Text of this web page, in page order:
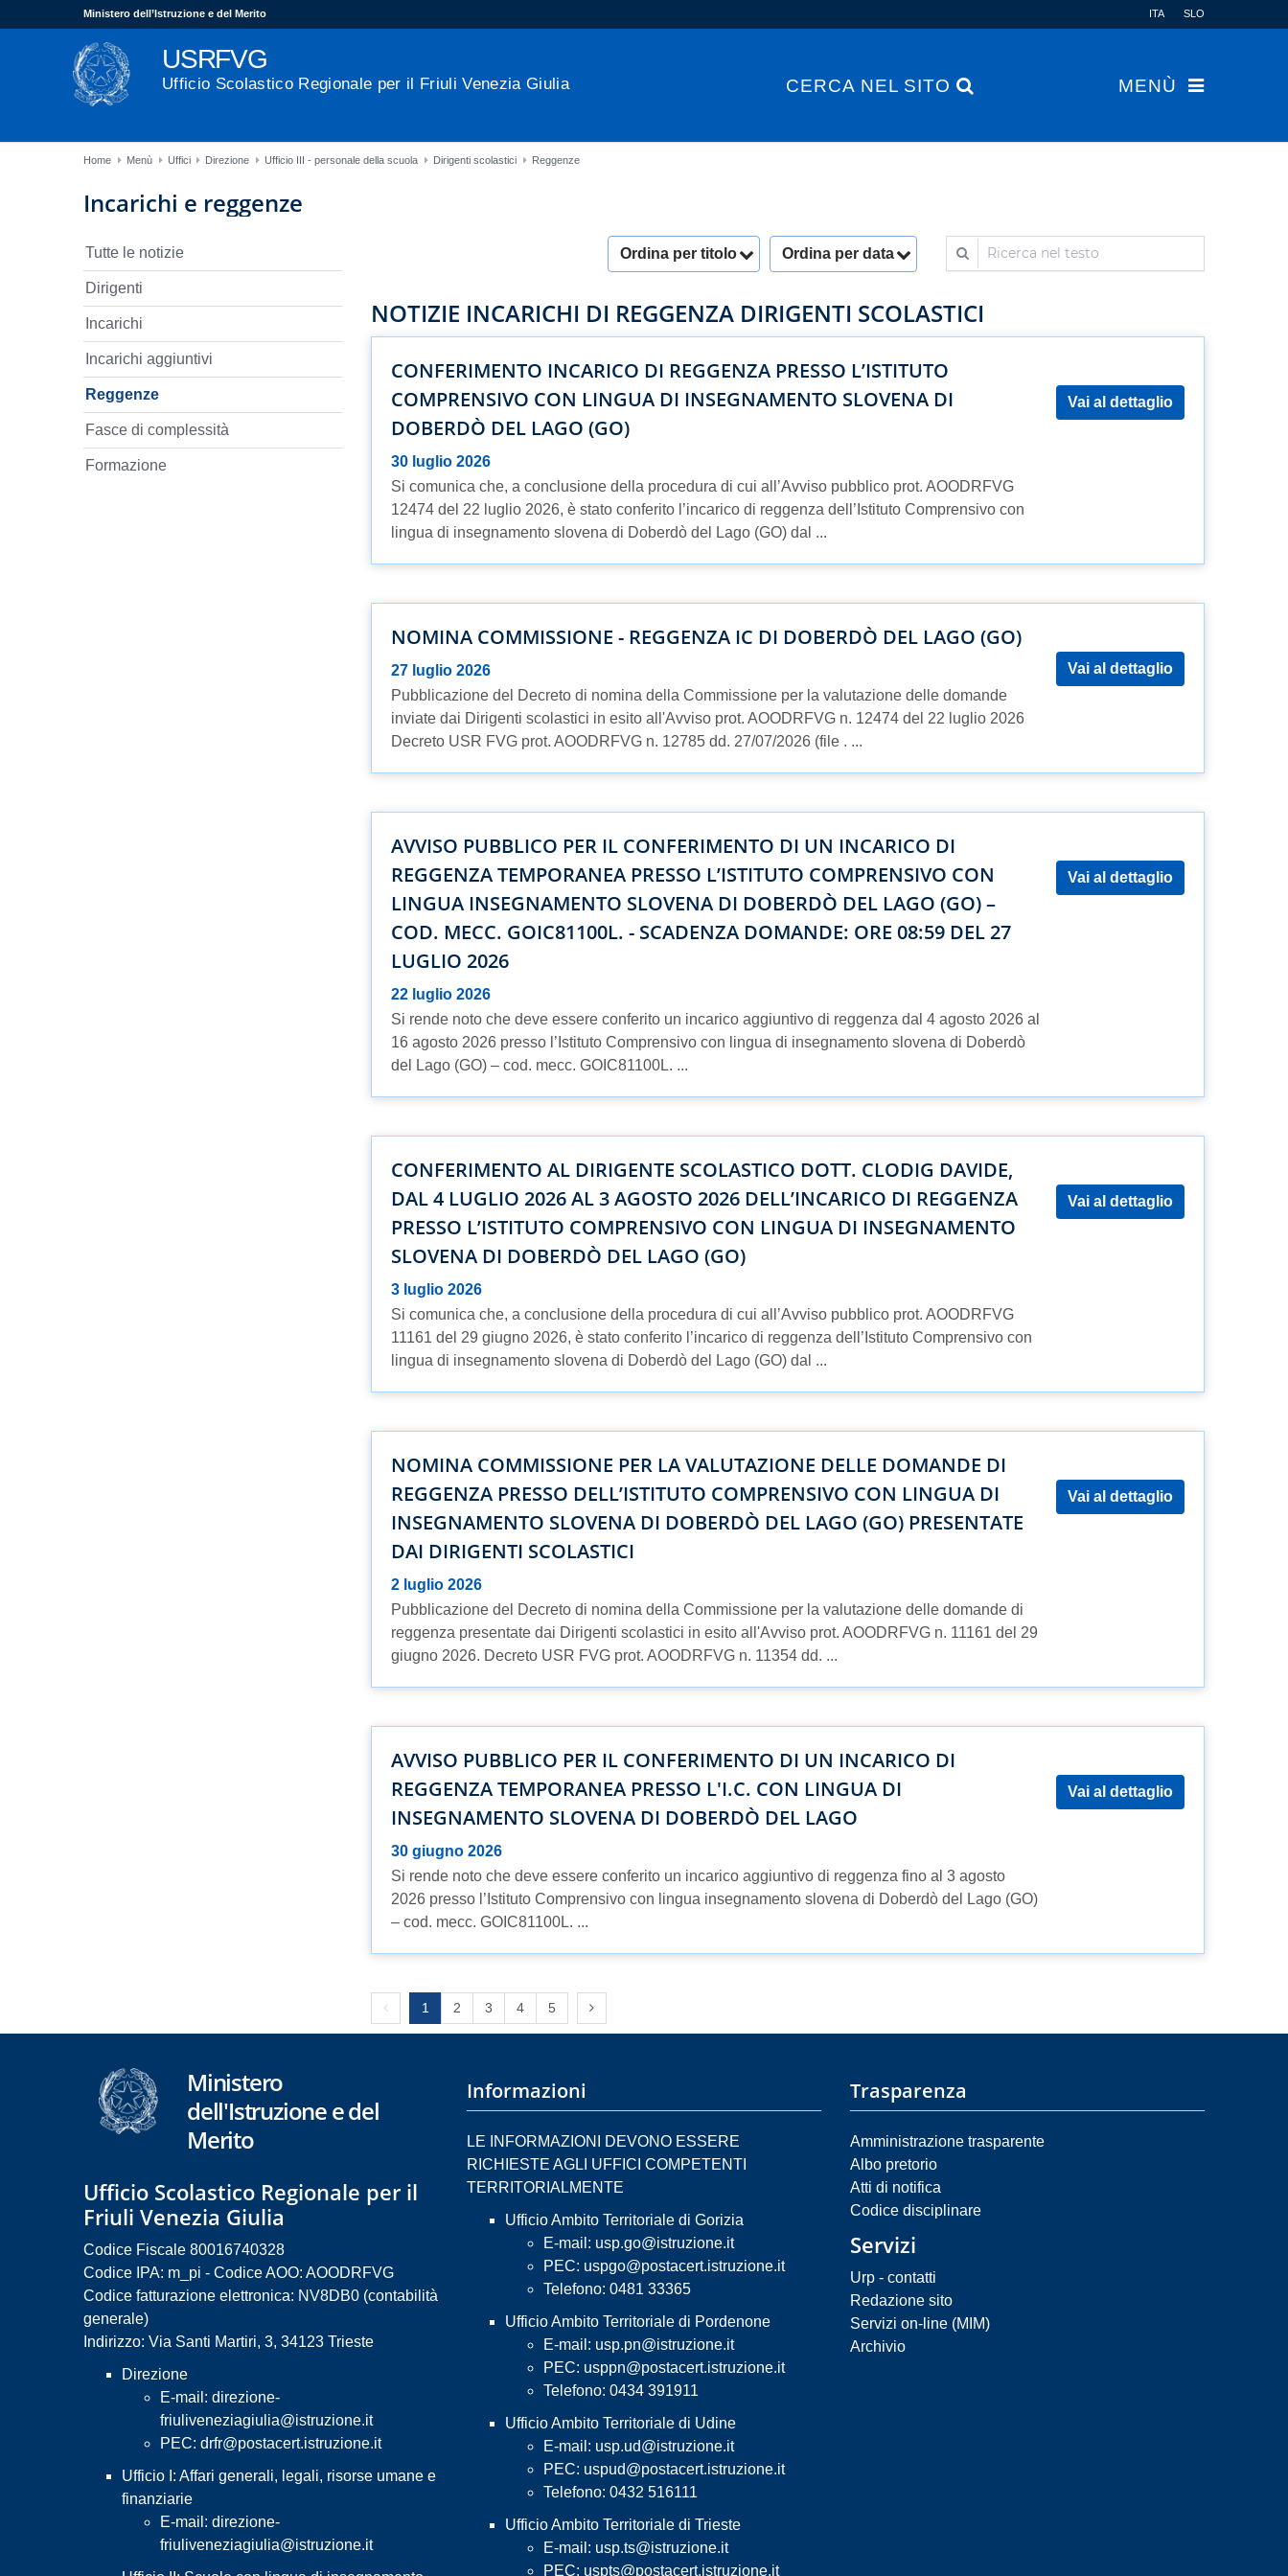
Ministero dell’Istruzione e del Merito ITA SLO
USRFVG
Ufficio Scolastico Regionale per il Friuli Venezia Giulia CERCA NEL SITO MENÙ
Home Menù Uffici Direzione Ufficio III - personale della scuola Dirigenti scolastici Reggenze
Incarichi e reggenze
Ordina per titolo Ordina per data
Ricerca nel testo
NOTIZIE INCARICHI DI REGGENZA DIRIGENTI SCOLASTICI
CONFERIMENTO INCARICO DI REGGENZA PRESSO L’ISTITUTO
COMPRENSIVO CON LINGUA DI INSEGNAMENTO SLOVENA DI
DOBERDÒ DEL LAGO (GO)
30 luglio 2026
Si comunica che, a conclusione della procedura di cui all’Avviso pubblico prot. AOODRFVG
12474 del 22 luglio 2026, è stato conferito l’incarico di reggenza dell’Istituto Comprensivo con
lingua di insegnamento slovena di Doberdò del Lago (GO) dal ...
Vai al dettaglio
NOMINA COMMISSIONE - REGGENZA IC DI DOBERDÒ DEL LAGO (GO)
27 luglio 2026
Pubblicazione del Decreto di nomina della Commissione per la valutazione delle domande
inviate dai Dirigenti scolastici in esito all'Avviso prot. AOODRFVG n. 12474 del 22 luglio 2026
Decreto USR FVG prot. AOODRFVG n. 12785 dd. 27/07/2026 (file . ...
Vai al dettaglio
AVVISO PUBBLICO PER IL CONFERIMENTO DI UN INCARICO DI
REGGENZA TEMPORANEA PRESSO L’ISTITUTO COMPRENSIVO CON
LINGUA INSEGNAMENTO SLOVENA DI DOBERDÒ DEL LAGO (GO) –
COD. MECC. GOIC81100L. - SCADENZA DOMANDE: ORE 08:59 DEL 27
LUGLIO 2026
22 luglio 2026
Si rende noto che deve essere conferito un incarico aggiuntivo di reggenza dal 4 agosto 2026 al
16 agosto 2026 presso l’Istituto Comprensivo con lingua di insegnamento slovena di Doberdò
del Lago (GO) – cod. mecc. GOIC81100L. ...
Vai al dettaglio
CONFERIMENTO AL DIRIGENTE SCOLASTICO DOTT. CLODIG DAVIDE,
DAL 4 LUGLIO 2026 AL 3 AGOSTO 2026 DELL’INCARICO DI REGGENZA
PRESSO L’ISTITUTO COMPRENSIVO CON LINGUA DI INSEGNAMENTO
SLOVENA DI DOBERDÒ DEL LAGO (GO)
3 luglio 2026
Si comunica che, a conclusione della procedura di cui all’Avviso pubblico prot. AOODRFVG
11161 del 29 giugno 2026, è stato conferito l’incarico di reggenza dell’Istituto Comprensivo con
lingua di insegnamento slovena di Doberdò del Lago (GO) dal ...
Vai al dettaglio
NOMINA COMMISSIONE PER LA VALUTAZIONE DELLE DOMANDE DI
REGGENZA PRESSO DELL’ISTITUTO COMPRENSIVO CON LINGUA DI
INSEGNAMENTO SLOVENA DI DOBERDÒ DEL LAGO (GO) PRESENTATE
DAI DIRIGENTI SCOLASTICI
2 luglio 2026
Pubblicazione del Decreto di nomina della Commissione per la valutazione delle domande di
reggenza presentate dai Dirigenti scolastici in esito all'Avviso prot. AOODRFVG n. 11161 del 29
giugno 2026. Decreto USR FVG prot. AOODRFVG n. 11354 dd. ...
Vai al dettaglio
AVVISO PUBBLICO PER IL CONFERIMENTO DI UN INCARICO DI
REGGENZA TEMPORANEA PRESSO L'I.C. CON LINGUA DI
INSEGNAMENTO SLOVENA DI DOBERDÒ DEL LAGO
30 giugno 2026
Si rende noto che deve essere conferito un incarico aggiuntivo di reggenza fino al 3 agosto
2026 presso l’Istituto Comprensivo con lingua insegnamento slovena di Doberdò del Lago (GO)
– cod. mecc. GOIC81100L. ...
Vai al dettaglio
Previous page
1 2 3 4 5 Next page
Tutte le notizie
Dirigenti
Incarichi
Incarichi aggiuntivi
Reggenze
Fasce di complessità
Formazione
Ministero
dell'Istruzione e del
Merito
Ufficio Scolastico Regionale per il
Friuli Venezia Giulia
Codice Fiscale 80016740328
Codice IPA: m_pi - Codice AOO: AOODRFVG
Codice fatturazione elettronica: NV8DB0 (contabilità
generale)
Indirizzo: Via Santi Martiri, 3, 34123 Trieste
Direzione
E-mail: direzione-
friuliveneziagiulia@istruzione.it
PEC: drfr@postacert.istruzione.it
Ufficio I: Affari generali, legali, risorse umane e
finanziarie
E-mail: direzione-
friuliveneziagiulia@istruzione.it
Informazioni
LE INFORMAZIONI DEVONO ESSERE
RICHIESTE AGLI UFFICI COMPETENTI
TERRITORIALMENTE
Ufficio Ambito Territoriale di Gorizia
E-mail: usp.go@istruzione.it
PEC: uspgo@postacert.istruzione.it
Telefono: 0481 33365
Ufficio Ambito Territoriale di Pordenone
E-mail: usp.pn@istruzione.it
PEC: usppn@postacert.istruzione.it
Telefono: 0434 391911
Ufficio Ambito Territoriale di Udine
E-mail: usp.ud@istruzione.it
PEC: uspud@postacert.istruzione.it
Telefono: 0432 516111
Ufficio Ambito Territoriale di Trieste
E-mail: usp.ts@istruzione.it
PEC: uspts@postacert.istruzione.it
Trasparenza
Amministrazione trasparente
Albo pretorio
Atti di notifica
Codice disciplinare
Servizi
Urp - contatti
Redazione sito
Servizi on-line (MIM)
Archivio